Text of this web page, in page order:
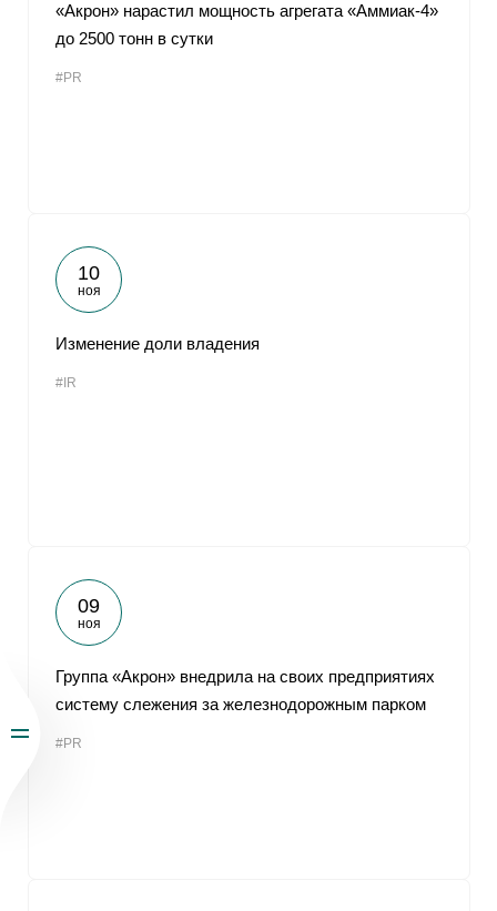
«Акрон» нарастил мощность агрегата «Аммиак-4»
до 2500 тонн в сутки
#PR
10
ноя
Изменение доли владения
#IR
09
ноя
Группа «Акрон» внедрила на своих предприятиях
систему слежения за железнодорожным парком
#PR